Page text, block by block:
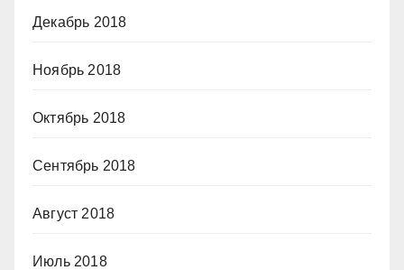
Декабрь 2018
Ноябрь 2018
Октябрь 2018
Сентябрь 2018
Август 2018
Июль 2018